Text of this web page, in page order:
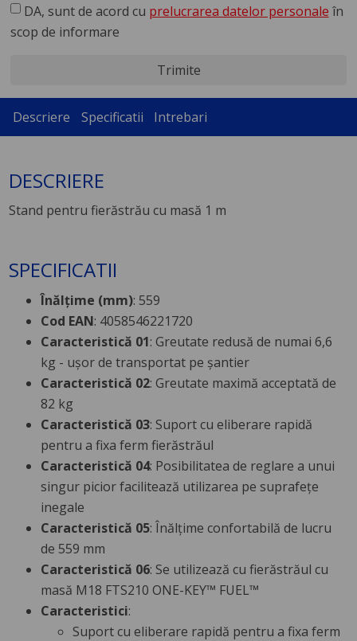
DA, sunt de acord cu prelucrarea datelor personale în
scop de informare
Trimite
Descriere Specificatii Intrebari
DESCRIERE
Stand pentru fierăstrău cu masă 1 m
SPECIFICATII
Înălţime (mm): 559
Cod EAN: 4058546221720
Caracteristică 01: Greutate redusă de numai 6,6
kg - ușor de transportat pe șantier
Caracteristică 02: Greutate maximă acceptată de
82 kg
Caracteristică 03: Suport cu eliberare rapidă
pentru a fixa ferm fierăstrăul
Caracteristică 04: Posibilitatea de reglare a unui
singur picior facilitează utilizarea pe suprafețe
inegale
Caracteristică 05: Înălțime confortabilă de lucru
de 559 mm
Caracteristică 06: Se utilizează cu fierăstrăul cu
masă M18 FTS210 ONE-KEY™ FUEL™
Caracteristici:
Suport cu eliberare rapidă pentru a fixa ferm